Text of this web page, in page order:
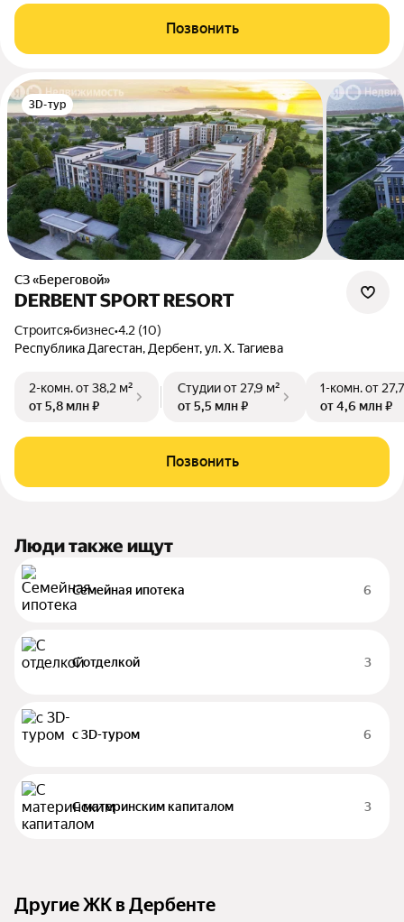
Позвонить
3D-тур
СЗ «Береговой»
DERBENT SPORT RESORT
Строится•бизнес•4.2 (10)
Республика Дагестан, Дербент, ул. Х. Тагиева
2-комн.от 38,2 м²
от 5,8 млн ₽
Студииот 27,9 м²
от 5,5 млн ₽
1-комн.от
от 4,6 млн ₽
Позвонить
Люди также ищут
Семейная ипотека 6
С отделкой 3
c 3D-туром 6
С материнским капиталом 3
Другие ЖК в Дербенте